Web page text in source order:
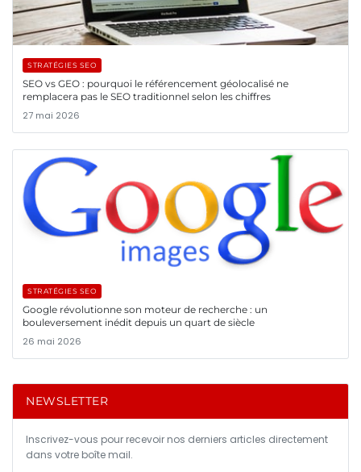
STRATÉGIES SEO
SEO vs GEO : pourquoi le référencement géolocalisé ne
remplacera pas le SEO traditionnel selon les chiffres
27 mai 2026
STRATÉGIES SEO
Google révolutionne son moteur de recherche : un
bouleversement inédit depuis un quart de siècle
26 mai 2026
NEWSLETTER
Inscrivez-vous pour recevoir nos derniers articles directement
dans votre boîte mail.